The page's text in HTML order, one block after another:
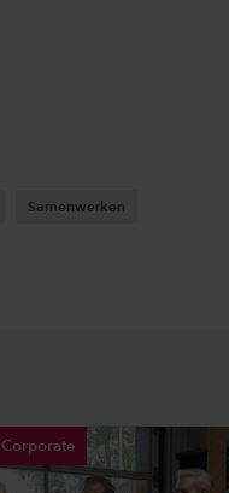
Samenwerken
Corporate